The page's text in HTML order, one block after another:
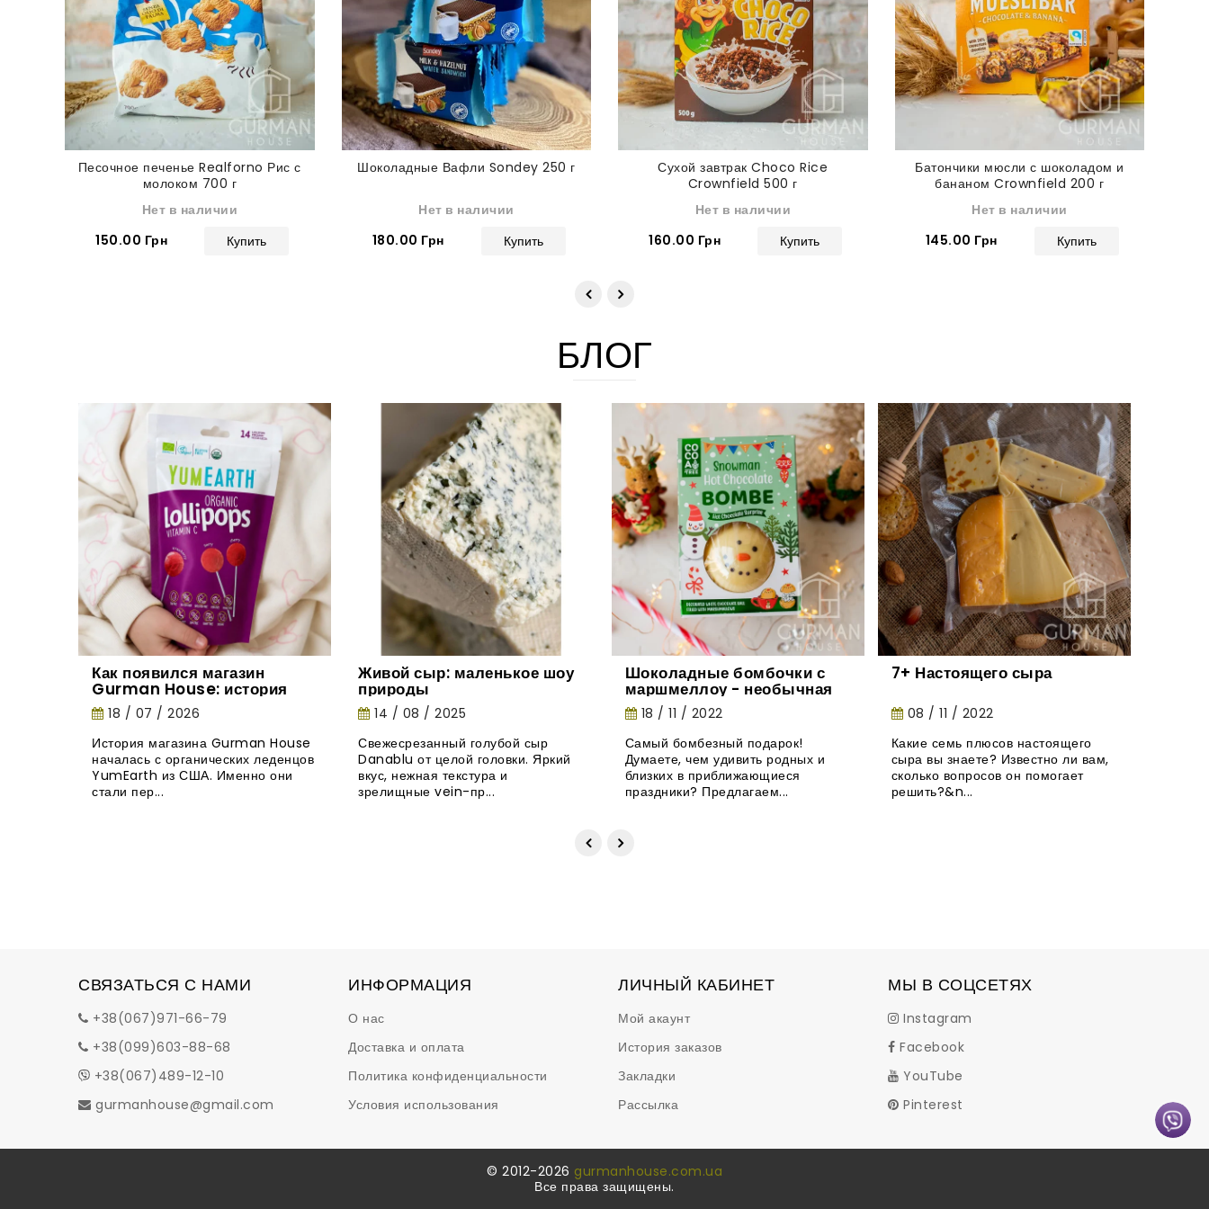
Песочное печенье Realforno Рис с
молоком 700 г
Нет в наличии
150.00 Грн
Купить
Шоколадные Вафли Sondey 250 г
Нет в наличии
180.00 Грн
Купить
Сухой завтрак Choco Rice
Crownfield 500 г
Нет в наличии
160.00 Грн
Купить
Батончики мюсли с шоколадом и
бананом Crownfield 200 г
Нет в наличии
145.00 Грн
Купить
БЛОГ
Как появился магазин
Gurman House: история
органических леденцов
YumEarth
18 / 07 / 2026
История магазина Gurman House
началась с органических леденцов
YumEarth из США. Именно они
стали пер...
Живой сыр: маленькое шоу
природы
14 / 08 / 2025
Свежесрезанный голубой сыр
Danablu от целой головки. Яркий
вкус, нежная текстура и
зрелищные vein-пр...
Шоколадные бомбочки с
маршмеллоу - необычная
новинка из Великобритания.
18 / 11 / 2022
Самый бомбезный подарок!
Думаете, чем удивить родных и
близких в приближающиеся
праздники? Предлагаем...
7+ Настоящего сыра
08 / 11 / 2022
Какие семь плюсов настоящего
сыра вы знаете? Известно ли вам,
сколько вопросов он помогает
решить?&n...
СВЯЗАТЬСЯ С НАМИ
+38(067)971-66-79
+38(099)603-88-68
+38(067)489-12-10
gurmanhouse@gmail.com
ИНФОРМАЦИЯ
О нас
Доставка и оплата
Политика конфиденциальности
Условия использования
ЛИЧНЫЙ КАБИНЕТ
Мой акаунт
История заказов
Закладки
Рассылка
МЫ В СОЦСЕТЯХ
Instagram
Facebook
YouTube
Pinterest
© 2012-2026 gurmanhouse.com.ua
Все права защищены.